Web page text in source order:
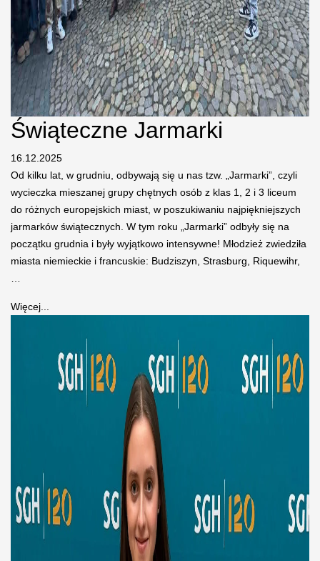
Świąteczne Jarmarki
16.12.2025
Od kilku lat, w grudniu, odbywają się u nas tzw. „Jarmarki”, czyli
wycieczka mieszanej grupy chętnych osób z klas 1, 2 i 3 liceum
do różnych europejskich miast, w poszukiwaniu najpiękniejszych
jarmarków świątecznych. W tym roku „Jarmarki” odbyły się na
początku grudnia i były wyjątkowo intensywne! Młodzież zwiedziła
miasta niemieckie i francuskie: Budziszyn, Strasburg, Riquewihr,
Więcej...